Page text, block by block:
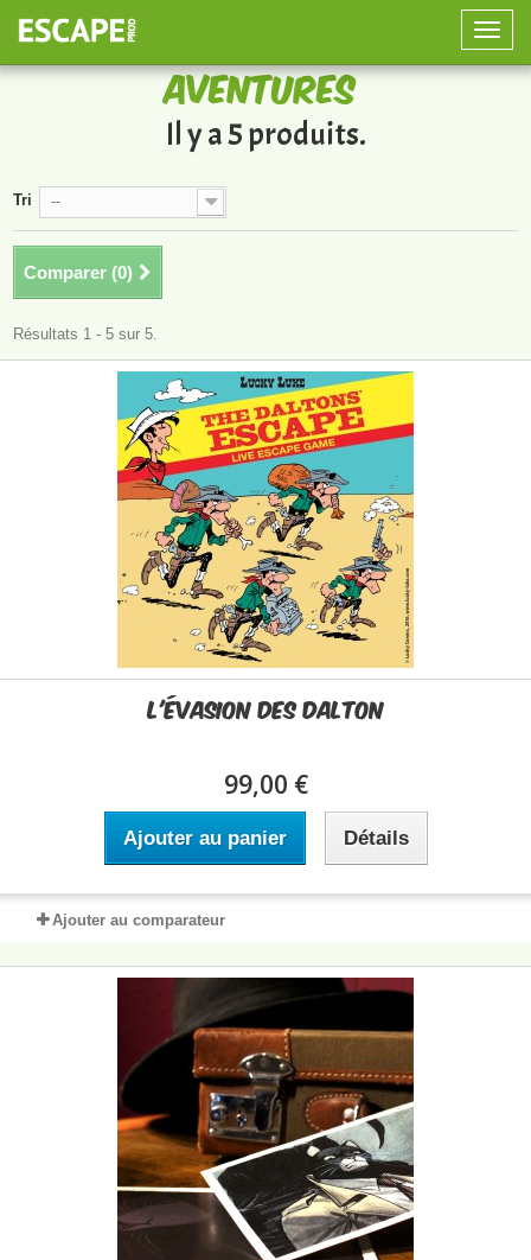
Toggle
Aventures
Il y a 5 produits.
Tri --
Comparer (0)
Résultats 1 - 5 sur 5.
L'Évasion des Dalton
99,00 €
Ajouter au panier Détails
Ajouter au comparateur